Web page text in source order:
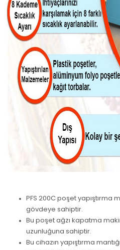
PFS 200C poşet yapıştırma
gövdeye sahiptir.
Bu poşet ağzı kapatma
uzunluğuna sahiptir.
Bu cihazın yapıştırma